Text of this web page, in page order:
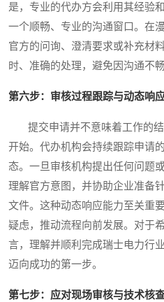
是，专业的代办方会利用其经验
一个顺畅、专业的沟通窗口。在
官方的问询、澄清要求或补充材
时、准确的处理，避免因沟通不
第六步：审核过程跟踪与动态响
提交申请并不意味着工作的结
开始。代办机构会持续跟踪申请
态。一旦审核机构提出任何问题
理解官方意图，并协助企业准备
文件。这种动态响应能力至关重
疑虑，推动流程向前发展。对于
言，理解并顺利完成瑞士电力行
迈向成功的第一步。
第七步：应对现场审核与技术核